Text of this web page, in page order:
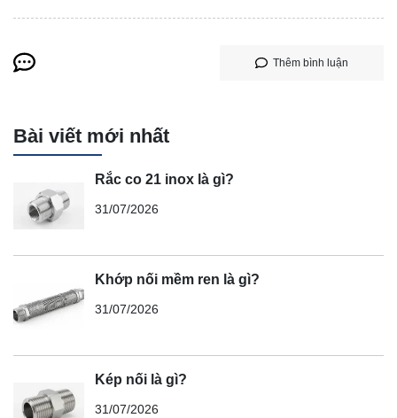
Thêm bình luận
Bài viết mới nhất
Rắc co 21 inox là gì?
31/07/2026
Khớp nối mềm ren là gì?
31/07/2026
Kép nối là gì?
31/07/2026